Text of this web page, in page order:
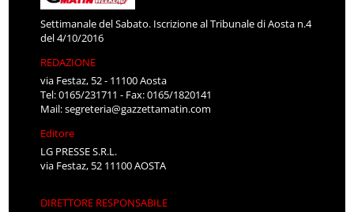
Settimanale del Sabato. Iscrizione al Tribunale di Aosta n.4
del 4/10/2016
REDAZIONE
via Festaz, 52 - 11100 Aosta
Tel: 0165/231711 - Fax: 0165/1820141
Mail:segreteria@gazzettamatin.com
Editore
LG PRESSE S.R.L.
via Festaz, 52 11100 AOSTA
DIRETTORE RESPONSABILE